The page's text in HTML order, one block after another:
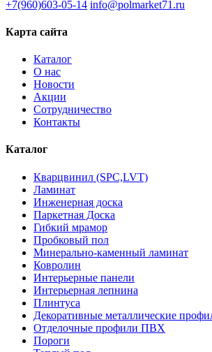
+7(960)603-05-14 info@polmarket71.ru
Карта сайта
Каталог
О нас
Новости
Акции
Сотрудничество
Контакты
Каталог
Кварцвинил (SPC,LVT)
Ламинат
Инженерная доска
Паркетная Доска
Гибкий мрамор
Пробковый пол
Минерально-каменный ламинат
Ковролин
Интерьерные панели
Интерьерная лепнина
Плинтуса
Декоративные металлические
Отделочные профили ПВХ
Пороги